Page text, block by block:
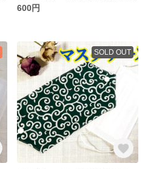
600円
SOLD OUT